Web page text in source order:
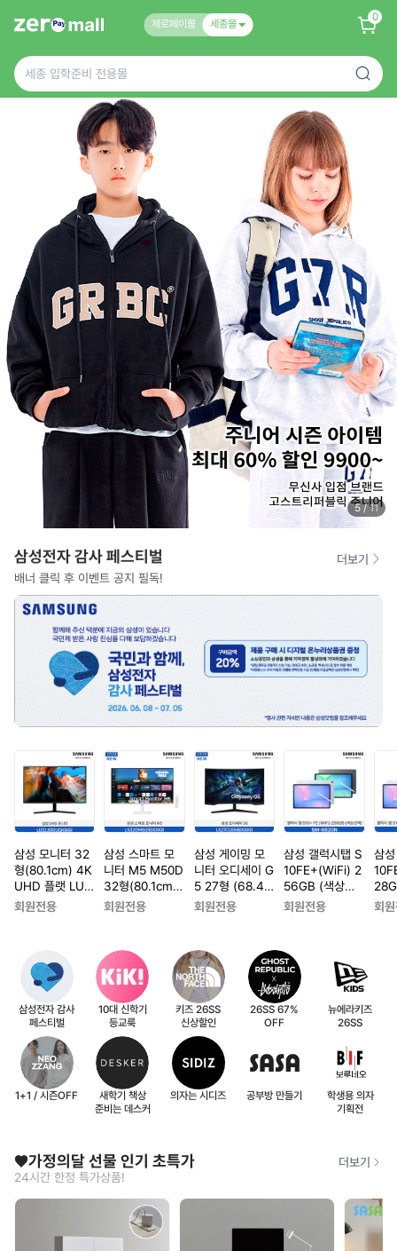
제로페이몰 세종몰
0
6/11
삼성전자 감사 페스티벌
더보기
배너 클릭 후 이벤트 공지 필독!
삼성 모니터 32
형(80.1cm) 4K
UHD 플랫 LU3
2J592UQKXK
회원전용
삼성 스마트 모
니터 M5 M50D
32형(80.1cm)
FHD 화이트 LS
회원전용
삼성 게이밍 모
니터 오디세이 G
5 27형 (68.4c
m) QHD 커브드
회원전용
삼성 갤럭시탭 S
10FE+(WiFi) 2
56GB (색상선
택) SM-X620
회원전용
삼
택)
회
삼성전자 감사
페스티벌
10대 신학기
등교룩
키즈 26SS
신상할인
26SS 67%
OFF
뉴에라키즈
26SS
1+1 / 시즌OFF
새학기 책상
준비는 데스커
의자는 시디즈 공부방 만들기
학생용 의자
기획전
❤️가정의달 선물 인기 초특가
24시간 한정 특가상품!
더보기